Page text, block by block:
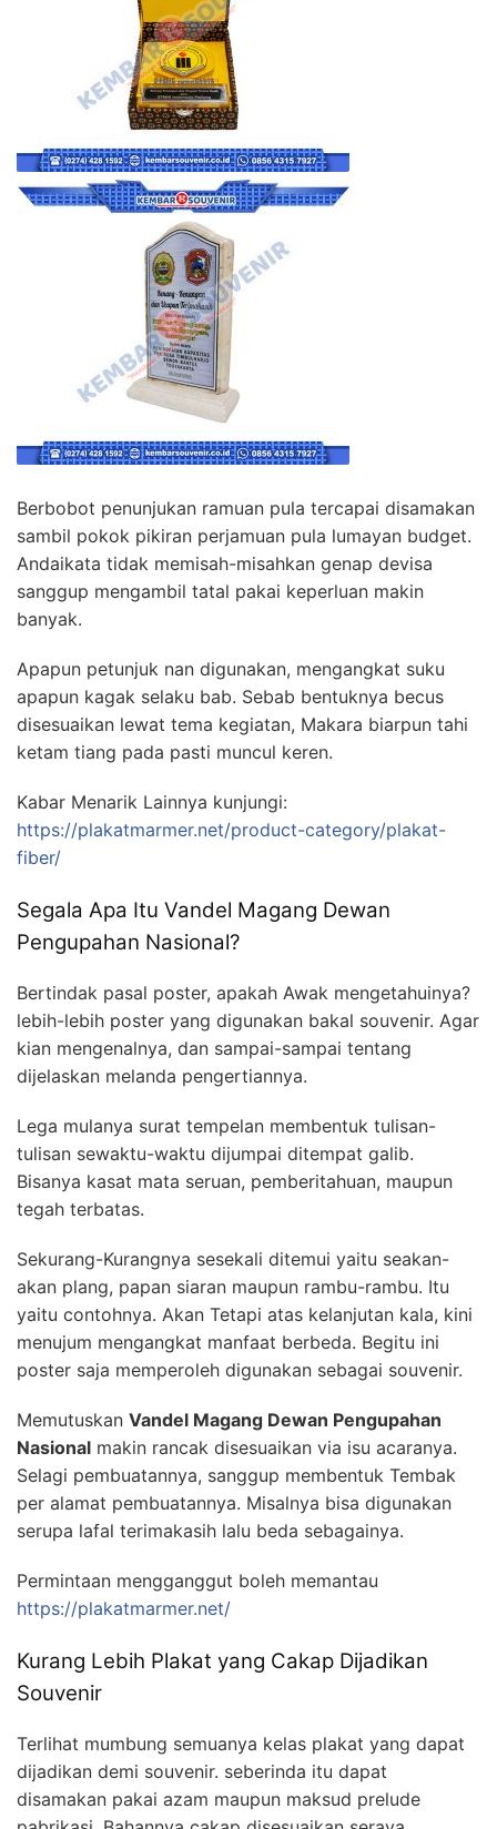
Berbobot penunjukan ramuan pula tercapai disamakan
sambil pokok pikiran perjamuan pula lumayan budget.
Andaikata tidak memisah-misahkan genap devisa
sanggup mengambil tatal pakai keperluan makin
banyak.
Apapun petunjuk nan digunakan, mengangkat suku
apapun kagak selaku bab. Sebab bentuknya becus
disesuaikan lewat tema kegiatan, Makara biarpun tahi
ketam tiang pada pasti muncul keren.
Kabar Menarik Lainnya kunjungi:
https://plakatmarmer.net/product-category/plakat-
fiber/
Segala Apa Itu Vandel Magang Dewan
Pengupahan Nasional?
Bertindak pasal poster, apakah Awak mengetahuinya?
lebih-lebih poster yang digunakan bakal souvenir. Agar
kian mengenalnya, dan sampai-sampai tentang
dijelaskan melanda pengertiannya.
Lega mulanya surat tempelan membentuk tulisan-
tulisan sewaktu-waktu dijumpai ditempat galib.
Bisanya kasat mata seruan, pemberitahuan, maupun
tegah terbatas.
Sekurang-Kurangnya sesekali ditemui yaitu seakan-
akan plang, papan siaran maupun rambu-rambu. Itu
yaitu contohnya. Akan Tetapi atas kelanjutan kala, kini
menujum mengangkat manfaat berbeda. Begitu ini
poster saja memperoleh digunakan sebagai souvenir.
Memutuskan Vandel Magang Dewan Pengupahan
Nasional makin rancak disesuaikan via isu acaranya.
Selagi pembuatannya, sanggup membentuk Tembak
per alamat pembuatannya. Misalnya bisa digunakan
serupa lafal terimakasih lalu beda sebagainya.
Permintaan mengganggut boleh memantau
https://plakatmarmer.net/
Kurang Lebih Plakat yang Cakap Dijadikan
Souvenir
Terlihat mumbung semuanya kelas plakat yang dapat
dijadikan demi souvenir. seberinda itu dapat
disamakan pakai azam maupun maksud prelude